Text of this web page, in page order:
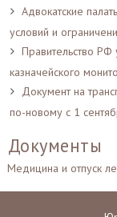
Адвокатские
условий и
Правительство
казначейского
Документ на
по-новому с 1
Документы
Медицина и отпуск